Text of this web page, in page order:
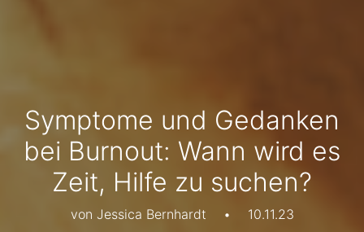
Symptome und Gedanken
bei Burnout: Wann wird es
Zeit, Hilfe zu suchen?
von Jessica Bernhardt • 10.11.23